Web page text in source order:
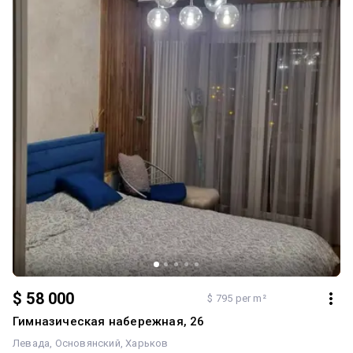
$ 58 000 $ 795 per m²
Гимназическая набережная, 26
Левада Основянский Харьков